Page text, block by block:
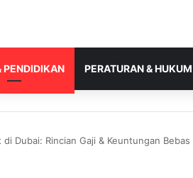
PENDIDIKAN PERATURAN & HUKUM
di Dubai: Rincian Gaji & Keuntungan Bebas